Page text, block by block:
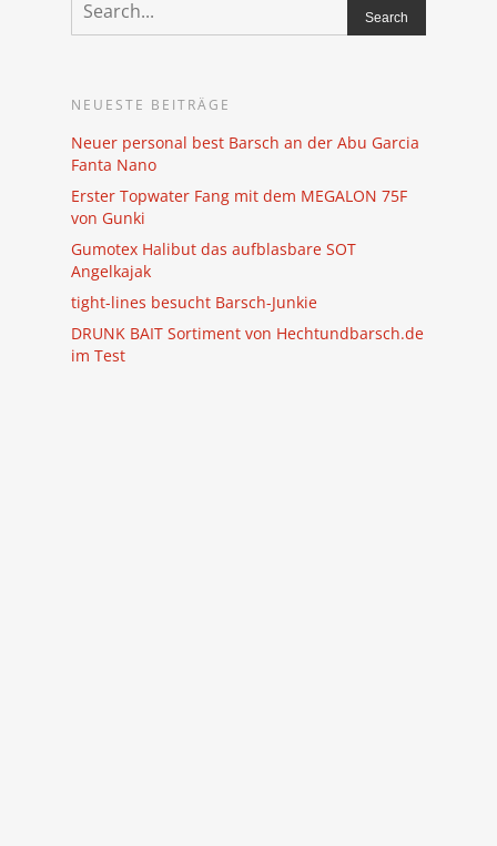
NEUESTE BEITRÄGE
Neuer personal best Barsch an der Abu Garcia
Fanta Nano
Erster Topwater Fang mit dem MEGALON 75F
von Gunki
Gumotex Halibut das aufblasbare SOT
Angelkajak
tight-lines besucht Barsch-Junkie
DRUNK BAIT Sortiment von Hechtundbarsch.de
im Test